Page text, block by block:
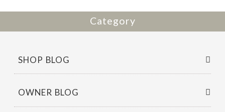
Category
SHOP BLOG
OWNER BLOG